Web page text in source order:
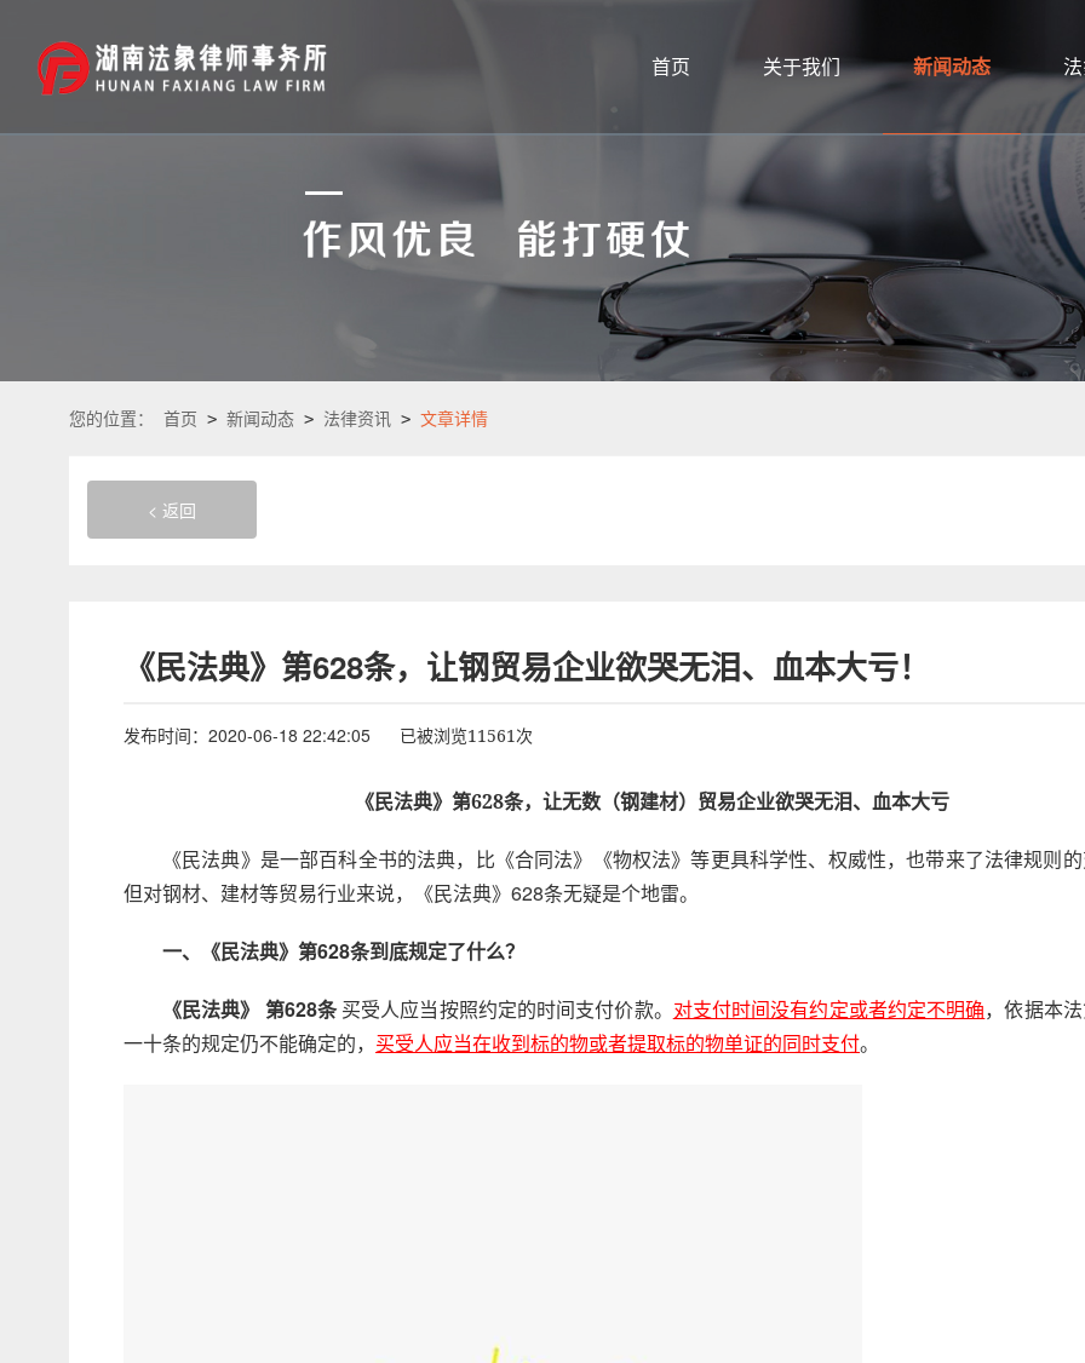
首页 关于我们 新闻动态
您的位置： 首页 > 新闻动态 > 法律资讯 > 文章详情
< 返回
《民法典》第628条，让钢贸易企业欲哭无泪、血本大亏！
发布时间：2020-06-18 22:42:05 已被浏览11561次
《民法典》第628条，让无数（钢建材）贸易企业欲哭无泪、血本大亏
《民法典》是一部百科全书的法典，比《合同法》《物权法》等更具科学性、权威性，也带来了法律规则
但对钢材、建材等贸易行业来说，《民法典》628条无疑是个地雷。
一、《民法典》第628条到底规定了什么？
《民法典》 第628条买受人应当按照约定的时间支付价款。 对支付时间没有约定或者约定不明确，依据本
一十条的规定仍不能确定的， 买受人应当在收到标的物或者提取标的物单证的同时支付。